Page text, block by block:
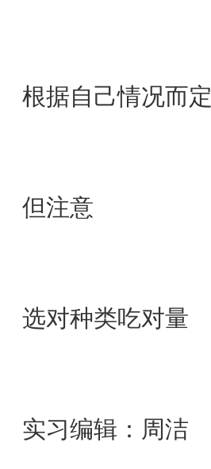
根据自己情况而定
但注意
选对种类吃对量
实习编辑：周洁